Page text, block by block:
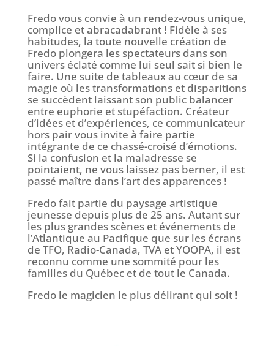
Fredo vous convie à un rendez-vous unique,
complice et abracadabrant ! Fidèle à ses
habitudes, la toute nouvelle création de
Fredo plongera les spectateurs dans son
univers éclaté comme lui seul sait si bien le
faire. Une suite de tableaux au cœur de sa
magie où les transformations et disparitions
se succèdent laissant son public balancer
entre euphorie et stupéfaction. Créateur
d’idées et d’expériences, ce communicateur
hors pair vous invite à faire partie
intégrante de ce chassé-croisé d’émotions.
Si la confusion et la maladresse se
pointaient, ne vous laissez pas berner, il est
passé maître dans l’art des apparences !
Fredo fait partie du paysage artistique
jeunesse depuis plus de 25 ans. Autant sur
les plus grandes scènes et événements de
l’Atlantique au Pacifique que sur les écrans
de TFO, Radio-Canada, TVA et YOOPA, il est
reconnu comme une sommité pour les
familles du Québec et de tout le Canada.
Fredo le magicien le plus délirant qui soit !